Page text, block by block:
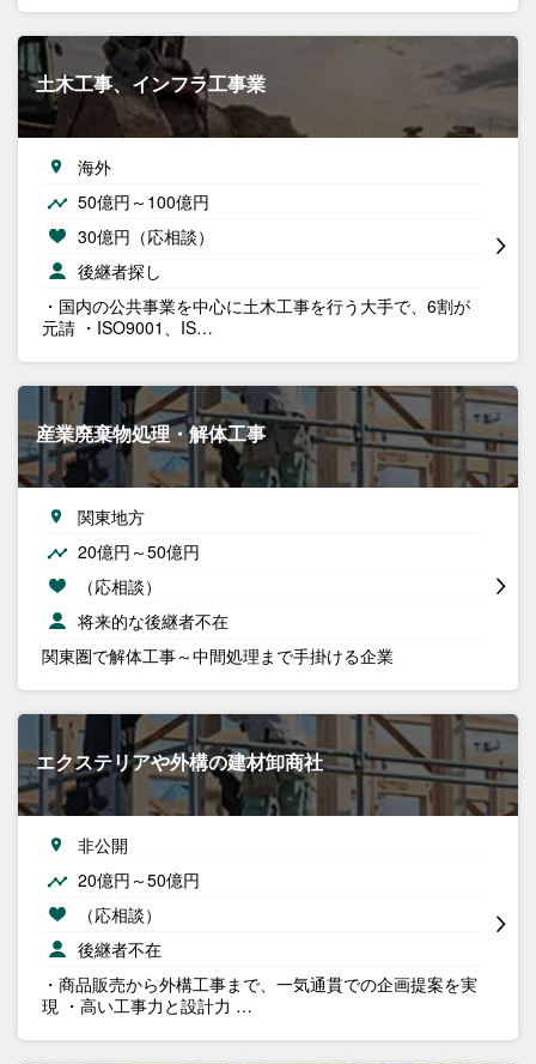
土木工事、インフラ工事業
海外
50億円～100億円
30億円（応相談）
後継者探し
・国内の公共事業を中心に土木工事を行う大手で、6割が
元請 ・ISO9001、IS…
産業廃棄物処理・解体工事
関東地方
20億円～50億円
（応相談）
将来的な後継者不在
関東圏で解体工事～中間処理まで手掛ける企業
エクステリアや外構の建材卸商社
非公開
20億円～50億円
（応相談）
後継者不在
・商品販売から外構工事まで、一気通貫での企画提案を実
現 ・高い工事力と設計力 …